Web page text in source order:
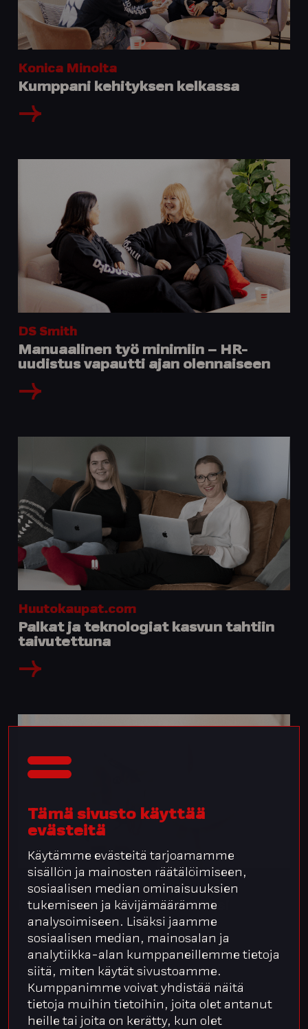
Tämä sivusto käyttää
evästeitä
Käytämme evästeitä tarjoamamme
sisällön ja mainosten räätälöimiseen,
sosiaalisen median ominaisuuksien
tukemiseen ja kävijämäärämme
analysoimiseen. Lisäksi jaamme
sosiaalisen median, mainosalan ja
analytiikka-alan kumppaneillemme tietoja
siitä, miten käytät sivustoamme.
Kumppanimme voivat yhdistää näitä
tietoja muihin tietoihin, joita olet antanut
heille tai joita on kerätty, kun olet
Konica Minolta
Kumppani kehityksen kelkassa
DS Smith
Manuaalinen työ minimiin – HR-
uudistus vapautti ajan olennaiseen
Huutokaupat.com
Palkat ja teknologiat kasvun tahtiin
taivutettuna
Raute
Neptonilla työaika toimivaksi